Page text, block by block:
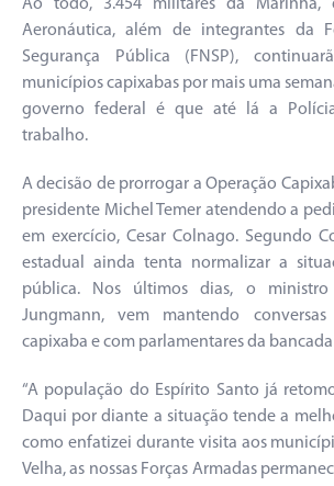
Ao todo, 3.454 militares da Marinha,
Aeronáutica, além de integrantes da
Segurança Pública (FNSP),
municípios capixabas por mais uma
governo federal é que até lá a
trabalho.
A decisão de prorrogar a Operação
presidente Michel Temer atendendo a
em exercício, Cesar Colnago. Segundo
estadual ainda tenta normalizar a
pública. Nos últimos dias, o ministro
Jungmann, vem mantendo
capixaba e com parlamentares da
“A população do Espírito Santo já
Daqui por diante a situação tende a
como enfatizei durante visita aos
Velha, as nossas Forças Armadas